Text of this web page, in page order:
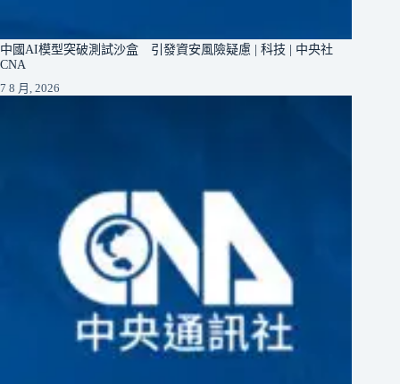
中國AI模型突破測試沙盒 引發資安風險疑慮 | 科技 | 中央社
CNA
7 8 月, 2026